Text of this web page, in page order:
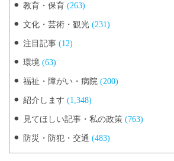
教育・保育 (263)
文化・芸術・観光 (231)
注目記事 (12)
環境 (63)
福祉・障がい・病院 (200)
紹介します (1,348)
見てほしい記事・私の政策 (763)
防災・防犯・交通 (483)